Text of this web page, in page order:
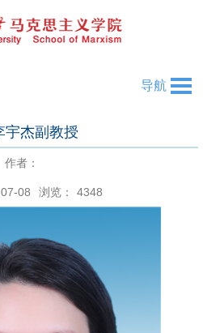
导航
杰副教授
作者：
08 浏览： 4348